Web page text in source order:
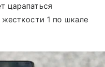
царапаться
1 по шкале